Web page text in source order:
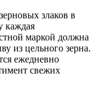
злаков в
каждая
маркой должна
из цельного зерна.
ежедневно
свежих